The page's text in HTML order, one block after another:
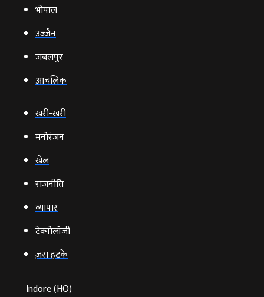
भोपाल
उज्‍जैन
जबलपुर
आचंलिक
खरी-खरी
मनोरंजन
खेल
राजनीति
व्‍यापार
टेक्‍नोलॉजी
ज़रा हटके
Indore (HO)